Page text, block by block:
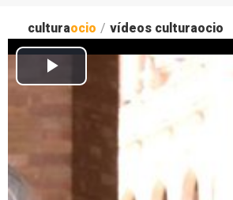
culturaocio / vídeos culturaocio